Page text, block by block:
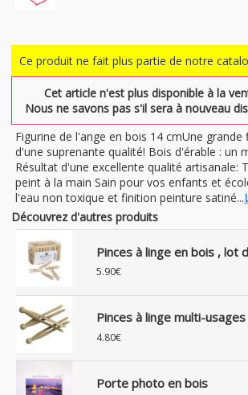
Ce produit ne fait plus partie de notre
Cet article n'est plus disponible à la
Nous ne savons pas s'il sera à nouveau
Figurine de l'ange en bois 14 cmUne grande
d'une suprenante qualité! Bois d'érable : un
Résultat d'une excellente qualité artisanale:
peint à la main Sain pour vos enfants et
l'eau non toxique et finition peinture satiné...
Découvrez d'autres produits
Pinces à linge en bois , lot
5.90€
4.80€
Porte photo en bois